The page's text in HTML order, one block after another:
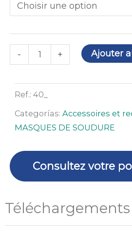
-
Verre
de
x
mm
+ Ajouter
Ref.: 40_
Categorías: Accessoires et
MASQUES DE SOUDURE
Consultez votre
Téléchargements